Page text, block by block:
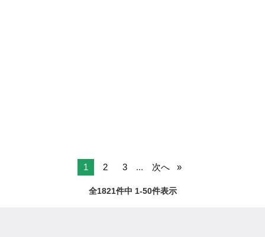
1 2 3 ... 次へ
全1821件中 1-50件表示